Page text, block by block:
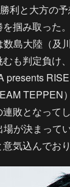
利と大方の
を掴み取った
数島大陸（及
も判定負け
presents
TEPPEN
敗となって
場が決まって
気込んでお